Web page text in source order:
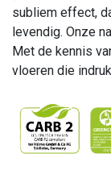
subliem effect,
levendig. Onze
Met de kennis
vloeren die